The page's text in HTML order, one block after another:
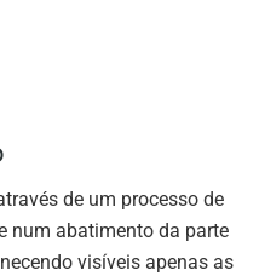
de um processo de
num abatimento da parte
visíveis apenas as